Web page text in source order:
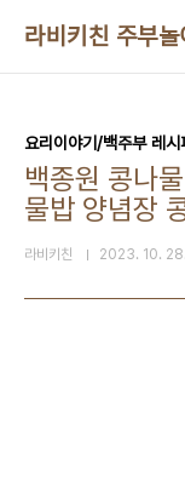
라비키친 주부놀
요리이야기/백주부 레시
백종원 콩나
물밥 양념장
라비키친 2023. 10.